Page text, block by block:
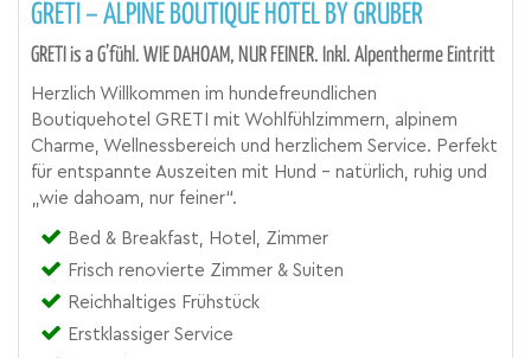
GRETI – ALPINE BOUTIQUE HOTEL BY GRUBER
GRETI is a G’fühl. WIE DAHOAM, NUR FEINER. Inkl. Alpentherme Eintritt
Herzlich Willkommen im hundefreundlichen
Boutiquehotel GRETI mit Wohlfühlzimmern, alpinem
Charme, Wellnessbereich und herzlichem Service. Perfekt
für entspannte Auszeiten mit Hund – natürlich, ruhig und
„wie dahoam, nur feiner“.
Bed & Breakfast, Hotel, Zimmer
Frisch renovierte Zimmer & Suiten
Reichhaltiges Frühstück
Erstklassiger Service